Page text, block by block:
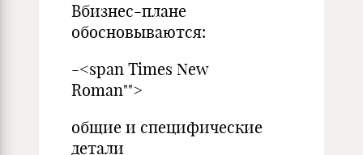
Вбизнес-плане
обосновываются:
-<span Times New
Roman"">
общие и специфические
детали